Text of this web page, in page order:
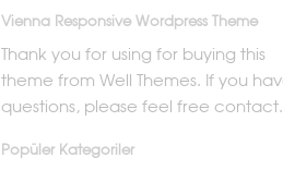
Vienna Responsive Wordpress Theme
Thank you for using for buying this
theme from Well Themes. If you
questions, please feel free contact.
Popüler Kategoriler